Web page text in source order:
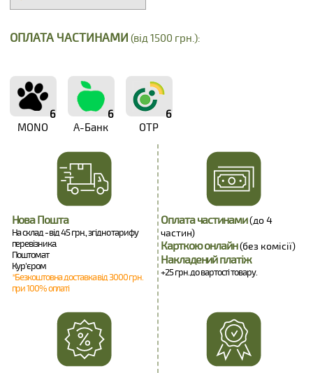
ОПЛАТА ЧАСТИНАМИ (від 1500 грн.):
6
MONO
6
А-Банк
6
OTP
Нова Пошта
На склад - від 45 грн., згідно тарифу
перевізника.
Поштомат
Кур'єром
*Безкоштовна доставка від 3000 грн.
при 100% оплаті
Оплата частинами(до 4
частин)
Карткою онлайн(без комісії)
Накладений платіж
+25 грн. до вартості товару.